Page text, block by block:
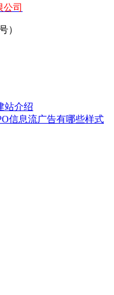
司
）
站介绍
信息流广告有哪些样式